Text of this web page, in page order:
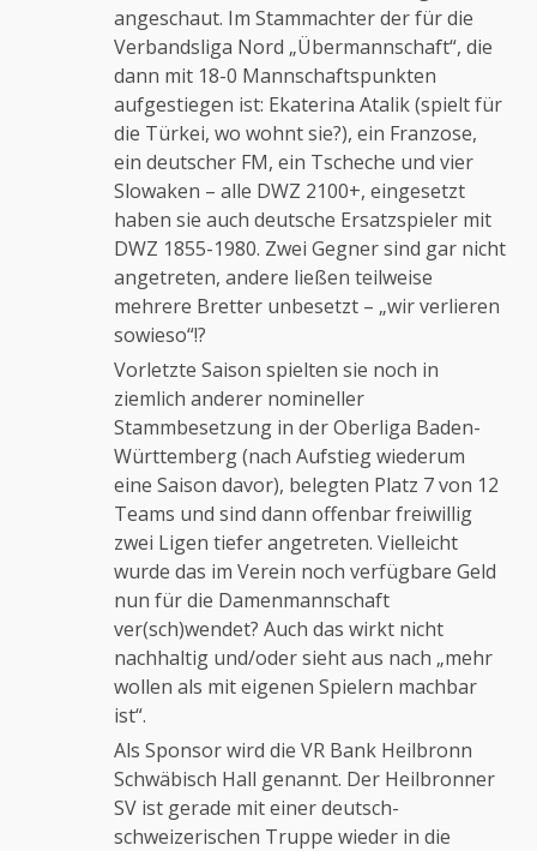
angeschaut. Im Stammachter der für die
Verbandsliga Nord „Übermannschaft“, die
dann mit 18-0 Mannschaftspunkten
aufgestiegen ist: Ekaterina Atalik (spielt für
die Türkei, wo wohnt sie?), ein Franzose,
ein deutscher FM, ein Tscheche und vier
Slowaken – alle DWZ 2100+, eingesetzt
haben sie auch deutsche Ersatzspieler mit
DWZ 1855-1980. Zwei Gegner sind gar nicht
angetreten, andere ließen teilweise
mehrere Bretter unbesetzt – „wir verlieren
sowieso“!?
Vorletzte Saison spielten sie noch in
ziemlich anderer nomineller
Stammbesetzung in der Oberliga Baden-
Württemberg (nach Aufstieg wiederum
eine Saison davor), belegten Platz 7 von 12
Teams und sind dann offenbar freiwillig
zwei Ligen tiefer angetreten. Vielleicht
wurde das im Verein noch verfügbare Geld
nun für die Damenmannschaft
ver(sch)wendet? Auch das wirkt nicht
nachhaltig und/oder sieht aus nach „mehr
wollen als mit eigenen Spielern machbar
ist“.
Als Sponsor wird die VR Bank Heilbronn
Schwäbisch Hall genannt. Der Heilbronner
SV ist gerade mit einer deutsch-
schweizerischen Truppe wieder in die